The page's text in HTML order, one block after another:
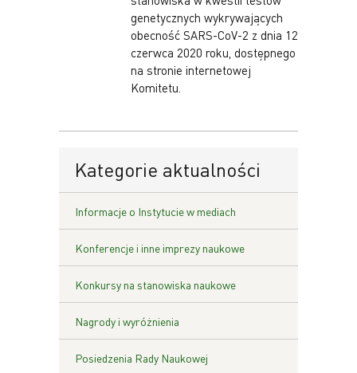
genetycznych wykrywających
obecność SARS-CoV-2 z dnia 12
czerwca 2020 roku, dostępnego
na stronie internetowej
Komitetu.
Kategorie aktualności
Informacje o Instytucie w mediach
Konferencje i inne imprezy naukowe
Konkursy na stanowiska naukowe
Nagrody i wyróżnienia
Posiedzenia Rady Naukowej